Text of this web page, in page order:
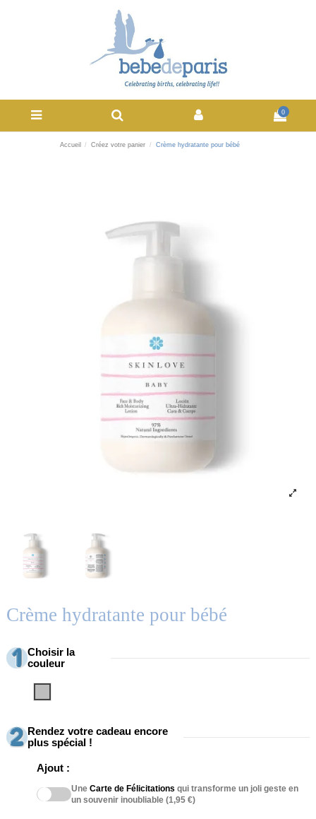
0
Accueil Créez votre panier Crème hydratante pour bébé
Crème hydratante pour bébé
Choisir la
couleur
Rendez votre cadeau encore
plus spécial !
Ajout :
Une Carte de Félicitations qui transforme un joli geste en
un souvenir inoubliable (1,95 €)